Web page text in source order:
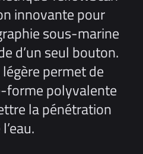
innovante pour
sous-marine
d’un seul bouton.
permet de
forme polyvalente
la pénétration